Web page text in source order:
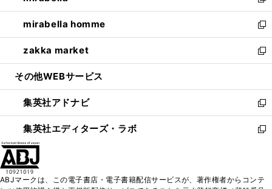
開
く
ウ
で
開
く
ン
ド
ウ
で
開
ウ
ィ
ン
ド
ウ
開
く
し
い
ウ
ィ
ン
ウ
で
開
く
mirabella homme
新
し
い
ウ
ン
ド
ウ
で
zakka market
新
し
ウ
ィ
ン
ド
く
その他WEBサービス
集英社アドナビ
新
し
い
ド
集英社エディターズ・ラボ
新
ィ
ABJマークは、この電子書店・電子書籍配信サービスが、著作権者からコンテ